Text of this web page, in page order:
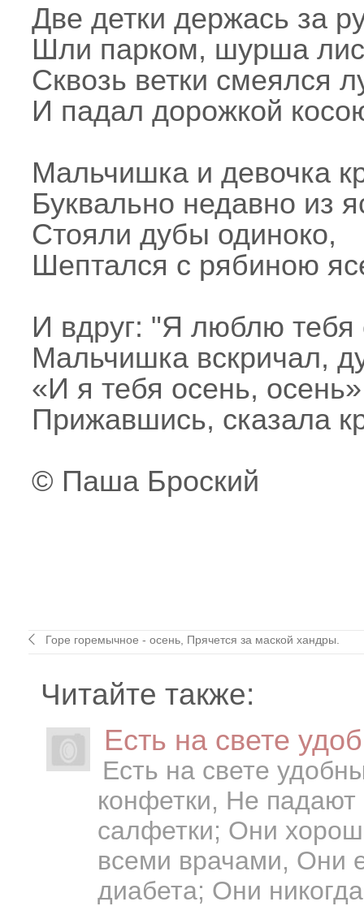
Две детки держась за
Шли парком, шурша
Сквозь ветки смеялся
И падал дорожкой
Мальчишка и девочка
Буквально недавно из
Стояли дубы одиноко,
Шептался с рябиною
И вдруг: "Я люблю тебя
Мальчишка вскричал,
«И я тебя осень,
Прижавшись, сказала
© Паша Броский
Горе горемычное - осень, Прячется за маской хандры.
Читайте также:
Есть на свете
Есть на свете
конфетки, Не падают
салфетки; Они
всеми врачами, Они
диабета; Они